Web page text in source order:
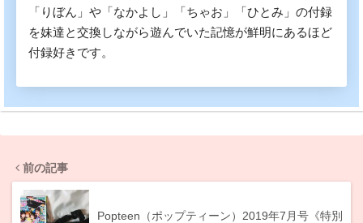
「りぼん」や「なかよし」「ちゃお」「ひとみ」の付録
を妹達と交換しながら遊んでいた記憶が鮮明にあるほど
付録好きです。
前の記事
Popteen（ポップティーン）2019年7月号《特別